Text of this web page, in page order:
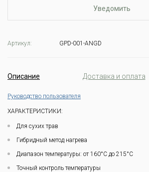
Уведомить
Артикул: GPD-001-ANGD
Описание Доставка и оплата
Руководство пользователя
ХАРАКТЕРИСТИКИ:
Для сухих трав
Гибридный метод нагрева
Диапазон температуры: от 160°C до 215°C
Точный контроль температуры